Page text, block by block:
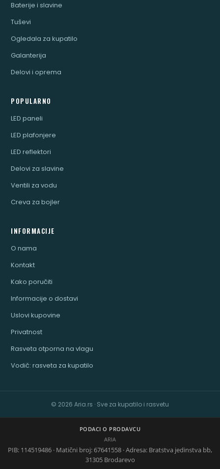
Baterije i slavine
Tuševi
Ogledala za kupatilo
Galanterija
Delovi i oprema
POPULARNO
LED paneli
LED plafonjere
LED reflektori
Delovi za slavine
Ventili za vodu
Creva za bojler
INFORMACIJE
O nama
Kontakt
Kako poručiti
Informacije o dostavi
Uslovi kupovine
Privatnost
Rasveta otporna na vlagu
Vodič: rasveta za kupatilo
© 2026 Aria.rs · Sve za kupatilo i rasvetu
PODACI O PRODAVCU
ARIA
PIB: 114519486 · Matični broj: 67641558 · Adresa: Bratstva jedinstva bb,
31305 Brodarevo